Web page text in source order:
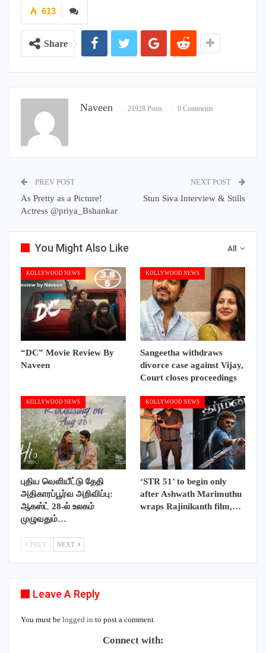
613
Share
Naveen 21928 Posts 0 Comments
PREV POST
As Pretty as a Picture!
Actress @priya_Bshankar
NEXT POST
Stun Siva Interview & Stills
All
You Might Also Like
KOLLYWOOD NEWS
“DC” Movie Review By
Naveen
KOLLYWOOD NEWS
Sangeetha withdraws
divorce case against Vijay,
Court closes proceedings
KOLLYWOOD NEWS
புதிய வெளியீட்டு தேதி
அதிகாரப்பூர்வ அறிவிப்பு:
ஆகஸ்ட் 28-ல் உலகம்
முழுவதும்…
KOLLYWOOD NEWS
‘STR 51’ to begin only
after Ashwath Marimuthu
wraps Rajinikanth film,…
PREV NEXT
Leave A Reply
You must be logged in to post a comment.
Connect with: